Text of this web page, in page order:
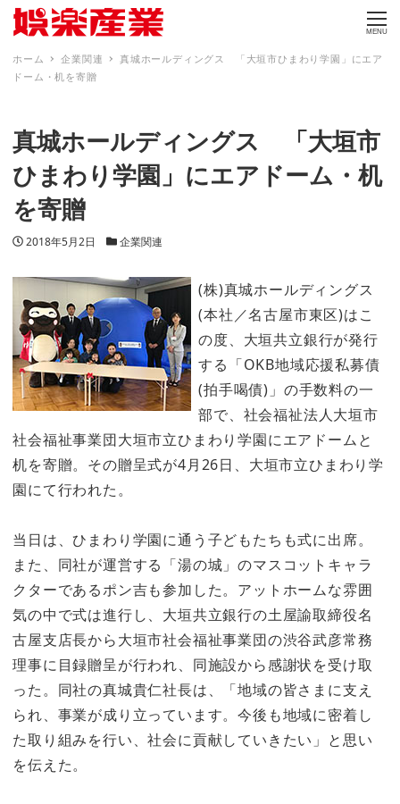
MENU
ホーム 企業関連
真城ホールディングス 「大垣市ひまわり学園」にエア
ドーム・机を寄贈
真城ホールディングス 「大垣市
ひまわり学園」にエアドーム・机
を寄贈
投稿日
2018年5月2日 カテゴリー
企業関連
(株)真城ホールディングス
(本社／名古屋市東区)はこ
の度、大垣共立銀行が発行
する「OKB地域応援私募債
(拍手喝債)」の手数料の一
部で、社会福祉法人大垣市
社会福祉事業団大垣市立ひまわり学園にエアドームと
机を寄贈。その贈呈式が4月26日、大垣市立ひまわり学
園にて行われた。
当日は、ひまわり学園に通う子どもたちも式に出席。
また、同社が運営する「湯の城」のマスコットキャラ
クターであるポン吉も参加した。アットホームな雰囲
気の中で式は進行し、大垣共立銀行の土屋諭取締役名
古屋支店長から大垣市社会福祉事業団の渋谷武彦常務
理事に目録贈呈が行われ、同施設から感謝状を受け取
った。同社の真城貴仁社長は、「地域の皆さまに支え
られ、事業が成り立っています。今後も地域に密着し
た取り組みを行い、社会に貢献していきたい」と思い
を伝えた。